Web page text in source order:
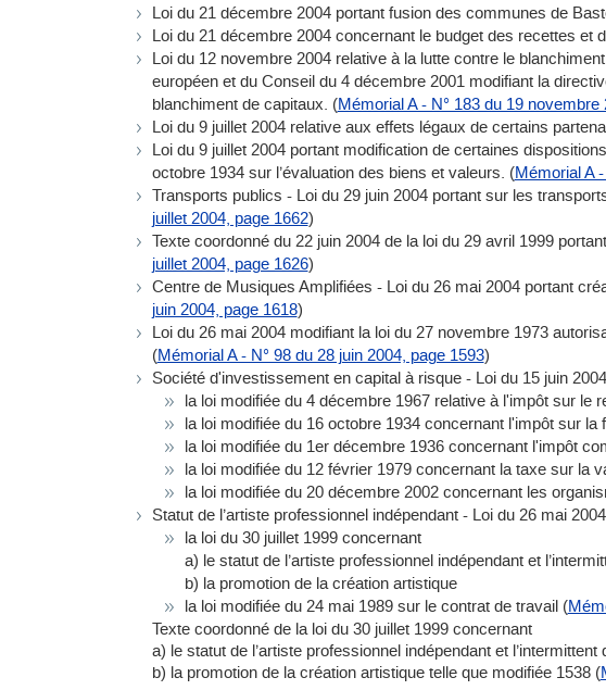
Loi du 21 décembre 2004 portant fusion des communes de
Loi du 21 décembre 2004 concernant le budget des recettes et
Loi du 12 novembre 2004 relative à la lutte contre le
européen et du Conseil du 4 décembre 2001 modifiant la
blanchiment de capitaux. (Mémorial A - N° 183 du 19 novembre
Loi du 9 juillet 2004 relative aux effets légaux de certains
Loi du 9 juillet 2004 portant modification de certaines
octobre 1934 sur l’évaluation des biens et valeurs. (Mémorial A
Transports publics - Loi du 29 juin 2004 portant sur les
juillet 2004, page 1662)
Texte coordonné du 22 juin 2004 de la loi du 29 avril 1999
juillet 2004, page 1626)
Centre de Musiques Amplifiées - Loi du 26 mai 2004 portant
juin 2004, page 1618)
Loi du 26 mai 2004 modifiant la loi du 27 novembre 1973
(Mémorial A - N° 98 du 28 juin 2004, page 1593)
Société d'investissement en capital à risque - Loi du 15 juin
la loi modifiée du 4 décembre 1967 relative à l'impôt sur le
la loi modifiée du 16 octobre 1934 concernant l'impôt sur la
la loi modifiée du 1er décembre 1936 concernant l'impôt
la loi modifiée du 12 février 1979 concernant la taxe sur la
la loi modifiée du 20 décembre 2002 concernant les
Statut de l’artiste professionnel indépendant - Loi du 26 mai
la loi du 30 juillet 1999 concernant
a) le statut de l’artiste professionnel indépendant et
b) la promotion de la création artistique
la loi modifiée du 24 mai 1989 sur le contrat de travail (
Texte coordonné de la loi du 30 juillet 1999 concernant
a) le statut de l’artiste professionnel indépendant et l’intermittent
b) la promotion de la création artistique telle que modifiée 1538 (